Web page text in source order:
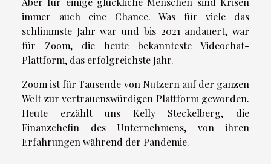
immer auch eine Chance. Was für viele das
schlimmste Jahr war und bis 2021 andauert, war
für Zoom, die heute bekannteste Videochat-
Plattform, das erfolgreichste Jahr.
Zoom ist für Tausende von Nutzern auf der ganzen
Welt zur vertrauenswürdigen Plattform geworden.
Heute erzählt uns Kelly Steckelberg, die
Finanzchefin des Unternehmens, von ihren
Erfahrungen während der Pandemie.